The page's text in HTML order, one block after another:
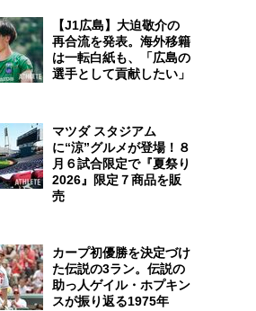
【J1広島】大迫敬介の
再合流を発表。海外移籍
は一転白紙も、「広島の
選手として貢献したい」
マツダ スタジアム
に“涼”グルメが登場！８
月６試合限定で『夏祭り
2026』限定７商品を販
売
カープ初優勝を決定づけ
た伝説の3ラン。伝説の
助っ人ゲイル・ホプキン
スが振り返る1975年